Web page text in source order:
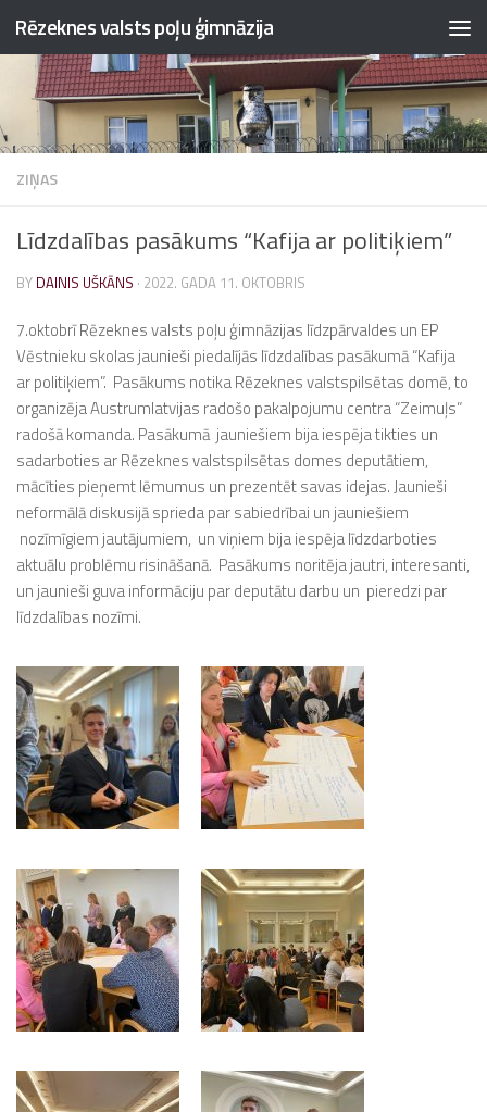
Skip to content
Rēzeknes valsts poļu ģimnāzija
ZIŅAS
Līdzdalības pasākums “Kafija ar politiķiem”
BY DAINIS UŠKĀNS · 2022. GADA 11. OKTOBRIS
7.oktobrī Rēzeknes valsts poļu ģimnāzijas līdzpārvaldes un EP
Vēstnieku skolas jaunieši piedalījās līdzdalības pasākumā “Kafija
ar politiķiem”. Pasākums notika Rēzeknes valstspilsētas domē, to
organizēja Austrumlatvijas radošo pakalpojumu centra “Zeimuļs”
radošā komanda. Pasākumā jauniešiem bija iespēja tikties un
sadarboties ar Rēzeknes valstspilsētas domes deputātiem,
mācīties pieņemt lēmumus un prezentēt savas idejas. Jaunieši
neformālā diskusijā sprieda par sabiedrībai un jauniešiem
nozīmīgiem jautājumiem, un viņiem bija iespēja līdzdarboties
aktuālu problēmu risināšanā. Pasākums noritēja jautri, interesanti,
un jaunieši guva informāciju par deputātu darbu un pieredzi par
līdzdalības nozīmi.